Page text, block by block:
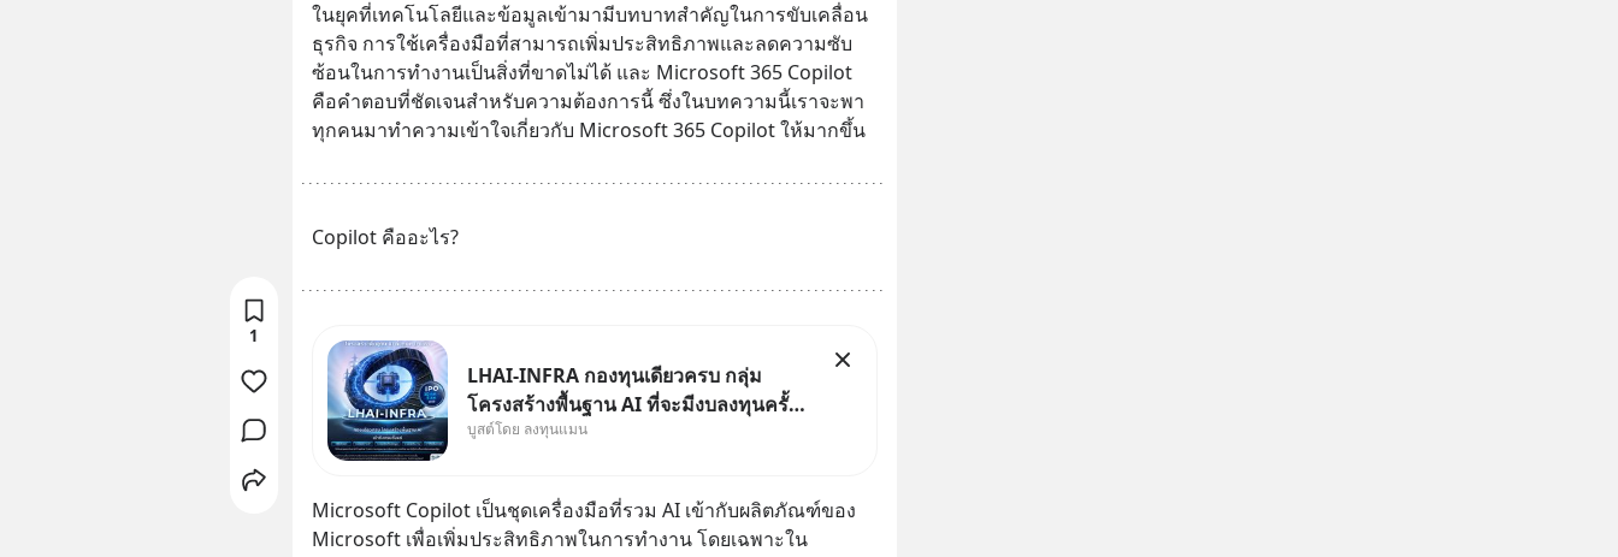
ในยุคที่เทคโนโลยีและข้อมูลเข้ามามีบทบาทสำคัญในการขับเคลื่อน
ธุรกิจ การใช้เครื่องมือที่สามารถเพิ่มประสิทธิภาพและลดความซับ
ซ้อนในการทำงานเป็นสิ่งที่ขาดไม่ได้ และ Microsoft 365 Copilot
คือคำตอบที่ชัดเจนสำหรับความต้องการนี้ ซึ่งในบทความนี้เราจะพา
ทุกคนมาทำความเข้าใจเกี่ยวกับ Microsoft 365 Copilot ให้มากขึ้น
Copilot คืออะไร?
LHAI-INFRA กองทุนเดียวครบ กลุ่ม
โครงสร้างพื้นฐาน AI ที่จะมีงบลงทุนครั้ง
ใหญ่ในประวัติศาสตร์ ที่เรียกว่า AI
เดือนที่ผ่านมา แต่ความจริงคือทั่วโลกยัง
เดินหน้าลงทุน AI
บูสต์โดย ลงทุนแมน
Microsoft Copilot เป็นชุดเครื่องมือที่รวม AI เข้ากับผลิตภัณฑ์ของ
Microsoft เพื่อเพิ่มประสิทธิภาพในการทำงาน โดยเฉพาะใน
1